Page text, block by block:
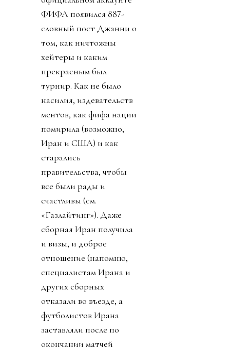
ФИФА появился 887-
словный пост Джанни о
том, как ничтожны
хейтеры и каким
прекрасным был
турнир. Как не было
насилия, издевательств
ментов, как фифа нации
помирила (возможно,
Иран и США) и как
старались
правительства, чтобы
все были рады и
счастливы (см.
«Газлайтинг»). Даже
сборная Иран получила
и визы, и доброе
отношение (напомню,
специалистам Ирана и
других сборных
отказали во въезде, а
футболистов Ирана
заставляли после по
окончании матчей